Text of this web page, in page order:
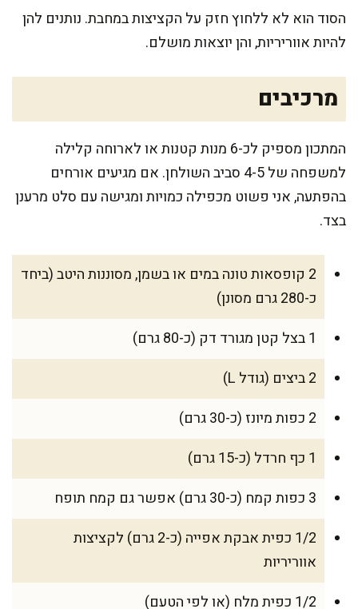
הסוד הוא לא ללחוץ חזק על הקציצות במחבת. נותנים להן
להיות אווריריות, והן יוצאות מושלם.
מרכיבים
המתכון מספיק לכ-6 מנות קטנות או לארוחה קלילה
למשפחה של 4-5 סביב השולחן. אם מגיעים אורחים
בהפתעה, אני פשוט מכפילה כמויות ומגישה עם סלט מרענן
בצד.
2 קופסאות טונה במים או בשמן, מסוננות היטב (ביחד
כ-280 גרם מסונן)
1 בצל קטן מגורד דק (כ-80 גרם)
2 ביצים (גודל L)
2 כפות מיונז (כ-30 גרם)
1 כף חרדל (כ-15 גרם)
3 כפות קמח (כ-30 גרם) אפשר גם קמח תופח
1/2 כפית אבקת אפייה (כ-2 גרם) לקציצות
אווריריות
1/2 כפית מלח (או לפי הטעם)